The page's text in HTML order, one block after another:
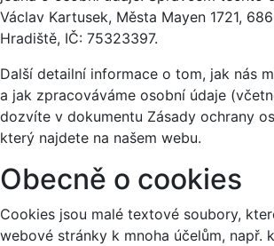
Václav Kartusek, Města Mayen 1721,
Hradiště, IČ: 75323397.
Další detailní informace o tom, jak nás
a jak zpracováváme osobní údaje
dozvíte v dokumentu Zásady ochrany
který najdete na našem webu.
Obecně o cookies
Cookies jsou malé textové soubory,
webové stránky k mnoha účelům, např.